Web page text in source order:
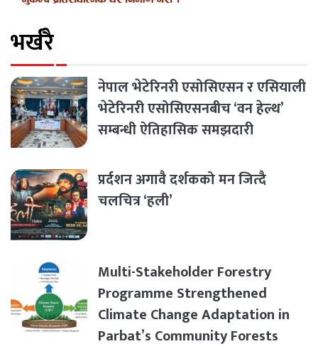
भर्खरै
नेपाल भेटेरिनरी एसोसिएसन र एसियाली
भेटेरिनरी एसोसिएसनबीच ‘वन हेल्थ’
सम्बन्धी ऐतिहासिक समझदारी
प्रर्दशन अगावै दर्शकको मन जित्दै
चलचित्र ‘हली’
Multi-Stakeholder Forestry
Programme Strengthened
Climate Change Adaptation in
Parbat’s Community Forests